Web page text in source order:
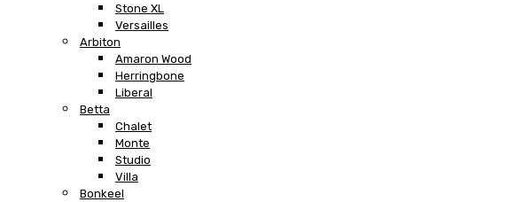
Stone XL
Versailles
Arbiton
Amaron Wood
Herringbone
Liberal
Betta
Chalet
Monte
Studio
Villa
Bonkeel